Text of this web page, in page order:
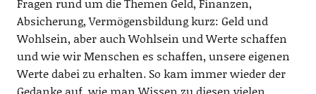
Absicherung, Vermögensbildung kurz: Geld und
Wohlsein, aber auch Wohlsein und Werte schaffen
und wie wir Menschen es schaffen, unsere eigenen
Werte dabei zu erhalten. So kam immer wieder der